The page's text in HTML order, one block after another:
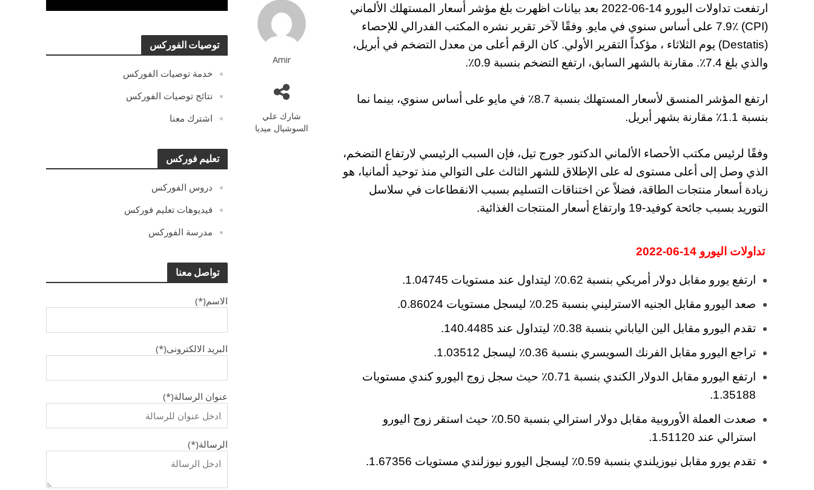
توصيات الفوركس
خدمة توصيات الفوركس
نتائج توصيات الفوركس
اشترك معنا
تعليم فوركس
دروس الفوركس
فيديوهات تعليم فوركس
مدرسة الفوركس
تواصل معنا
الاسم(*)
البريد الالكترونى(*)
عنوان الرسالة(*)
الرسالة(*)
Amir
شارك علي
السوشيال ميديا
ارتفعت تداولات اليورو 14-06-2022 بعد بيانات اظهرت بلغ مؤشر أسعار المستهلك الألماني
(CPI) 7.9٪ على أساس سنوي في مايو. وفقًا لآخر تقرير نشره المكتب الفدرالي للإحصاء
(Destatis) يوم الثلاثاء ، مؤكداً التقرير الأولي. كان الرقم أعلى من معدل التضخم في أبريل،
والذي بلغ 7.4٪. مقارنة بالشهر السابق، ارتفع التضخم بنسبة 0.9٪.
ارتفع المؤشر المنسق لأسعار المستهلك بنسبة 8.7٪ في مايو على أساس سنوي، بينما نما
بنسبة 1.1٪ مقارنة بشهر أبريل.
وفقًا لرئيس مكتب الأحصاء الألماني الدكتور جورج تيل، فإن السبب الرئيسي لارتفاع التضخم،
الذي وصل إلى أعلى مستوى له على الإطلاق للشهر الثالث على التوالي منذ توحيد ألمانيا، هو
زيادة أسعار منتجات الطاقة، فضلاً عن اختناقات التسليم بسبب الانقطاعات في سلاسل
التوريد بسبب جائحة كوفيد-19 وارتفاع أسعار المنتجات الغذائية.
تداولات اليورو 14-06-2022
ارتفع يورو مقابل دولار أمريكي بنسبة 0.62٪ ليتداول عند مستويات 1.04745.
صعد اليورو مقابل الجنيه الاسترليني بنسبة 0.25٪ ليسجل مستويات 0.86024.
تقدم اليورو مقابل الين الياباني بنسبة 0.38٪ ليتداول عند 140.4485.
تراجع اليورو مقابل الفرنك السويسري بنسبة 0.36٪ ليسجل 1.03512.
ارتفع اليورو مقابل الدولار الكندي بنسبة 0.71٪ حيث سجل زوج اليورو كندي مستويات
1.35188.
صعدت العملة الأوروبية مقابل دولار استرالي بنسبة 0.50٪ حيث استقر زوج اليورو
استرالي عند 1.51120.
تقدم يورو مقابل نيوزيلندي بنسبة 0.59٪ ليسجل اليورو نيوزلندي مستويات 1.67356.